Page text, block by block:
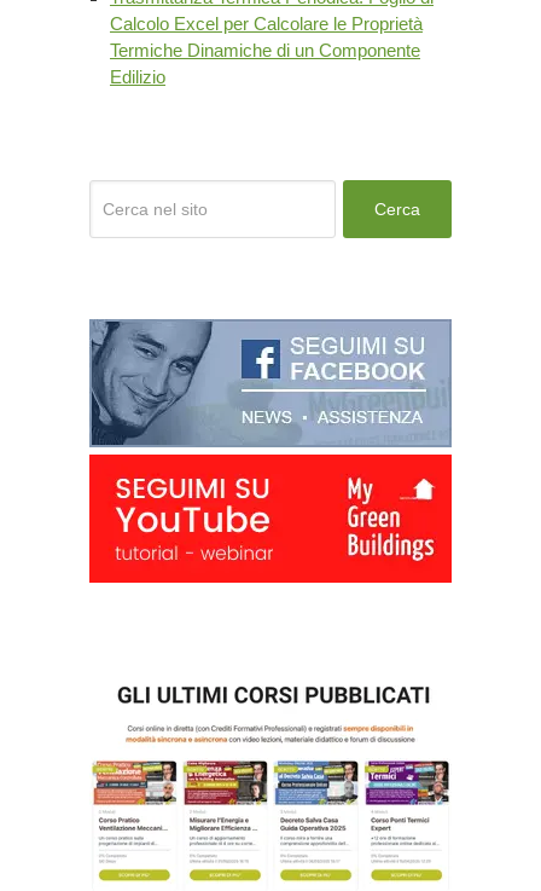
Calcolo Excel per Calcolare le Proprietà
Termiche Dinamiche di un Componente
Edilizio
Cerca